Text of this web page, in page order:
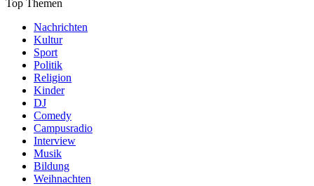
Top Themen
Nachrichten
Kultur
Sport
Politik
Religion
Kinder
DJ
Comedy
Campusradio
Interview
Musik
Bildung
Weihnachten